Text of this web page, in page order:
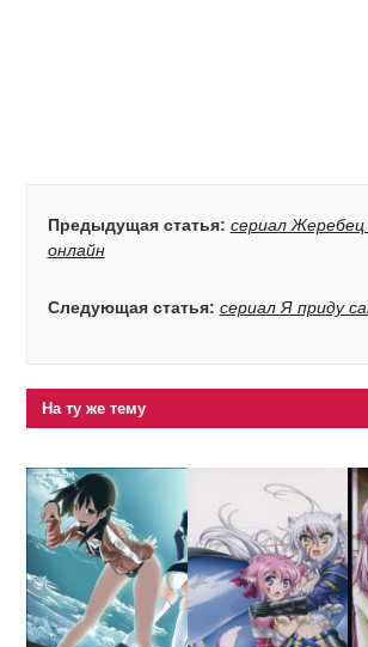
Предыдущая статья: сериал Жеребец
онлайн
Следующая статья: сериал Я приду
На ту же тему